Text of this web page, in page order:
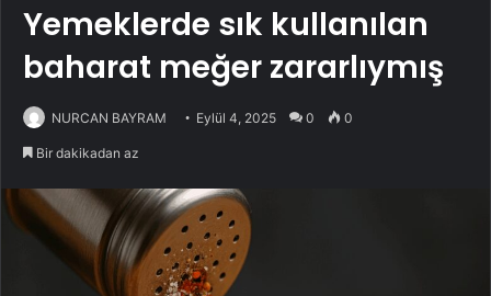
Yemeklerde sık kullanılan
baharat meğer zararlıymış
NURCAN BAYRAM Eylül 4, 2025 0 0
Bir dakikadan az